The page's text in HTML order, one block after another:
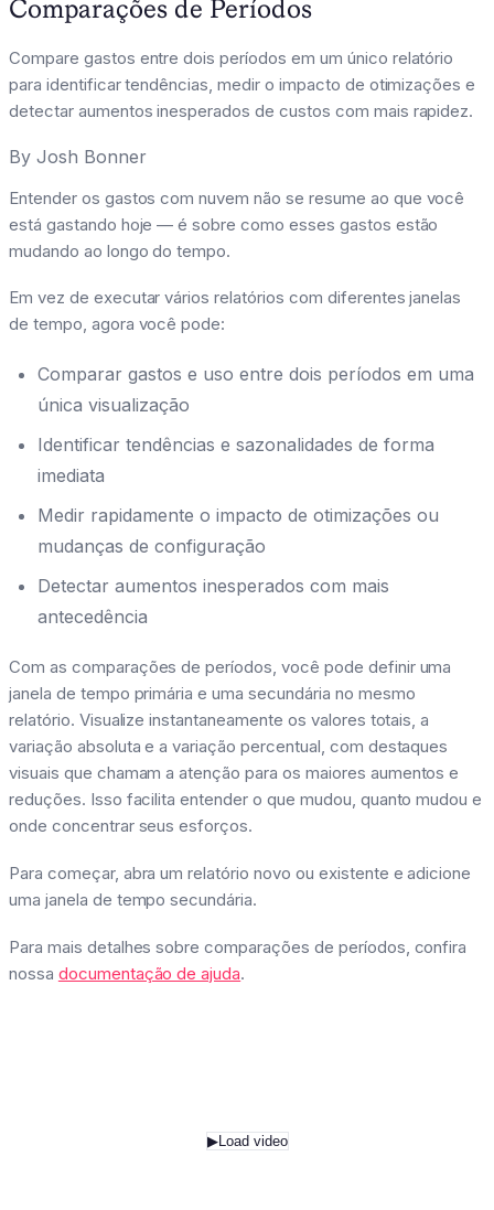
Comparações de Períodos
Compare gastos entre dois períodos em um único relatório
para identificar tendências, medir o impacto de otimizações e
detectar aumentos inesperados de custos com mais rapidez.
By Josh Bonner
Entender os gastos com nuvem não se resume ao que você
está gastando hoje — é sobre como esses gastos estão
mudando ao longo do tempo.
Em vez de executar vários relatórios com diferentes janelas
de tempo, agora você pode:
Comparar gastos e uso entre dois períodos em uma
única visualização
Identificar tendências e sazonalidades de forma
imediata
Medir rapidamente o impacto de otimizações ou
mudanças de configuração
Detectar aumentos inesperados com mais
antecedência
Com as comparações de períodos, você pode definir uma
janela de tempo primária e uma secundária no mesmo
relatório. Visualize instantaneamente os valores totais, a
variação absoluta e a variação percentual, com destaques
visuais que chamam a atenção para os maiores aumentos e
reduções. Isso facilita entender o que mudou, quanto mudou e
onde concentrar seus esforços.
Para começar, abra um relatório novo ou existente e adicione
uma janela de tempo secundária.
Para mais detalhes sobre comparações de períodos, confira
nossa documentação de ajuda.
▶Load video